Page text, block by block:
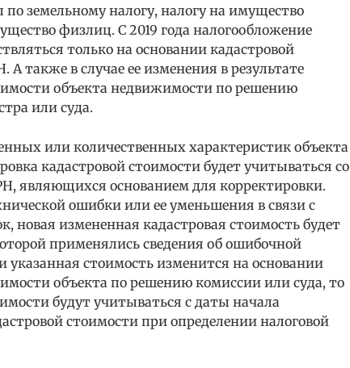
по земельному налогу, налогу на имущество
физлиц. С 2019 года налогообложение
только на основании кадастровой
А также в случае ее изменения в результате
объекта недвижимости по решению
или суда.
или количественных характеристик объекта
кадастровой стоимости будет учитываться со
являющихся основанием для корректировки.
ошибки или ее уменьшения в связи с
новая измененная кадастровая стоимость будет
применялись сведения об ошибочной
указанная стоимость изменится на основании
объекта по решению комиссии или суда, то
будут учитываться с даты начала
стоимости при определении налоговой